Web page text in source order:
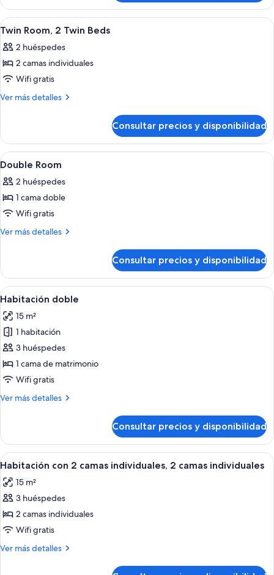
doble,
planta
baja
Abrir
todas
las
fotos
de
Twin
Twin
Beds
Ropa de cama hipoalergénica y
6
Twin Room, 2 Twin Beds
2 huéspedes
2 camas individuales
Wifi gratis
Ver más detalles
Más
Room,
Twin
Consultar precios y disponibilidad
Abrir
todas
las
fotos
de
Double
Ropa de cama hipoalergénica y
5
Double Room
2 huéspedes
1 cama doble
Wifi gratis
Ver más detalles
Más
Room
Consultar precios y disponibilidad
Abrir
todas
las
fotos
de
Habitación
doble
Habitación de hotel con cama,
5
Habitación doble
15 m²
1 habitación
3 huéspedes
1 cama de matrimonio
Wifi gratis
Ver más detalles
Más
doble
Consultar precios y disponibilidad
Abrir
todas
las
fotos
de
Habitación
con
Habitación de hotel con dos camas,
6
Habitación con 2 camas individuales, 2 camas individuales
15 m²
3 huéspedes
2 camas individuales
Wifi gratis
Ver más detalles
Más